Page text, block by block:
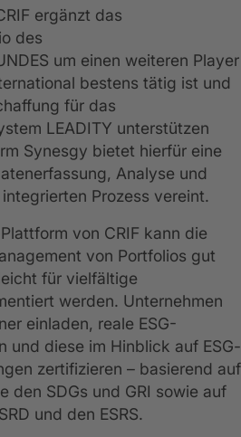
ergänzt das
des
um einen weiteren Player
bestens tätig ist und
für das
LEADITY unterstützen
Synesgy bietet hierfür eine
Analyse und
Prozess vereint.
von CRIF kann die
von Portfolios gut
für vielfältige
werden. Unternehmen
einladen, reale ESG-
und diese im Hinblick auf ESG-
zertifizieren – basierend auf
den SDGs und GRI sowie auf
und den ESRS.